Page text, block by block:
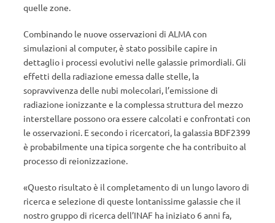
quelle zone.
Combinando le nuove osservazioni di ALMA con
simulazioni al computer, è stato possibile capire in
dettaglio i processi evolutivi nelle galassie primordiali. Gli
effetti della radiazione emessa dalle stelle, la
sopravvivenza delle nubi molecolari, l’emissione di
radiazione ionizzante e la complessa struttura del mezzo
interstellare possono ora essere calcolati e confrontati con
le osservazioni. E secondo i ricercatori, la galassia BDF2399
è probabilmente una tipica sorgente che ha contribuito al
processo di reionizzazione.
«Questo risultato è il completamento di un lungo lavoro di
ricerca e selezione di queste lontanissime galassie che il
nostro gruppo di ricerca dell’INAF ha iniziato 6 anni fa,